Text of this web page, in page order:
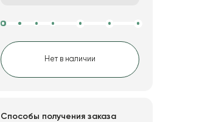
Нет в наличии
Способы получения заказа